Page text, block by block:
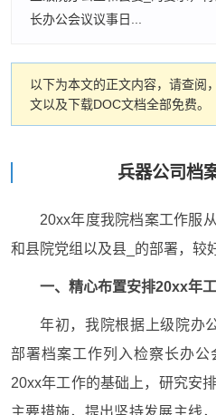
长办公会议议事日...
以下为本文的正文内容，请查阅
文以及下载DOC文档全部免费。
兵器公司档
20xx年度我院档案工作服
和县院党组以及县_的部署，较
一、精心布置安排20xx年
年初，我院根据上级院办
部署档案工作列入检察长办
20xx年工作的基础上，研究安
主要措施，提出坚持发展主线